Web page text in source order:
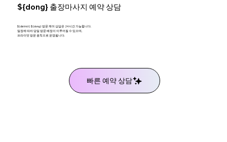
${dong} 출장마사지 예약 상담
${district} ${dong} 방문 케어 상담은 24시간 가능합니다.
일정에 따라 당일 방문 배정이 이루어질 수 있으며,
프라이빗 방문 원칙으로 운영됩니다.
빠른 예약 상담